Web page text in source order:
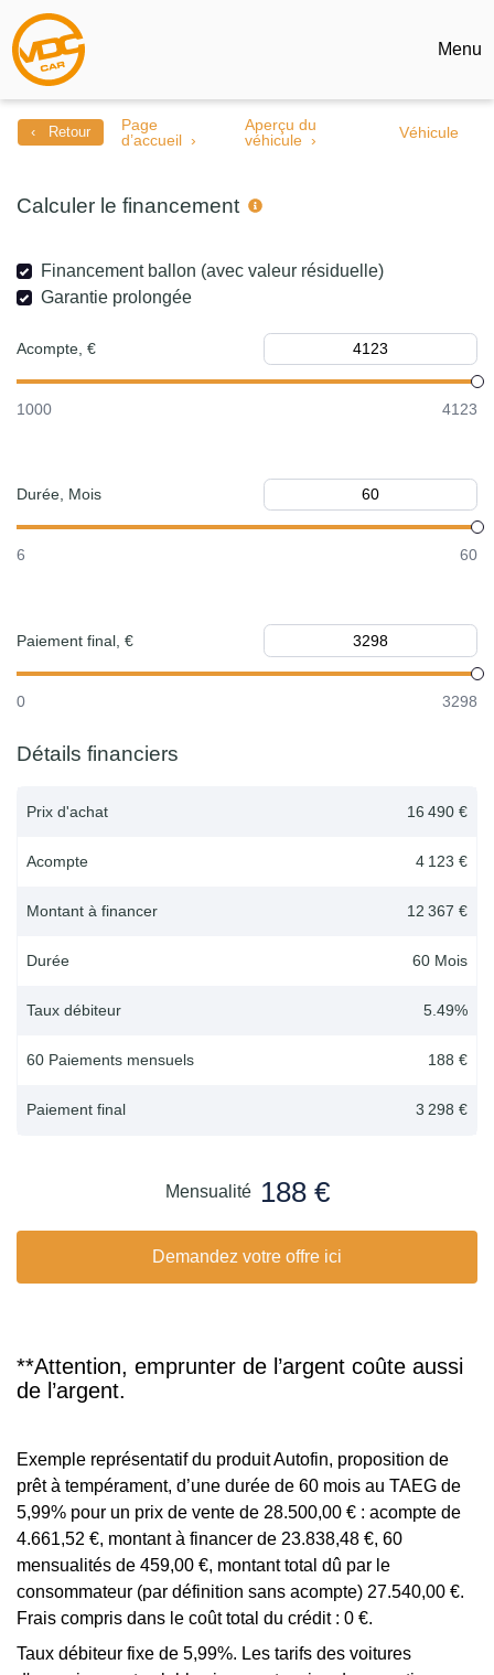
Menu
‹ Retour
Page
d’accueil
Aperçu du
véhicule
Véhicule
Calculer le financement
Financement ballon (avec valeur résiduelle)
Garantie prolongée
Acompte, €
1000 4123
Durée, Mois
6 60
Paiement final, €
0 3298
Détails financiers
Prix d'achat 16 490 €
Acompte 4 123 €
Montant à financer 12 367 €
Durée 60 Mois
Taux débiteur 5.49%
60 Paiements mensuels 188 €
Paiement final 3 298 €
Mensualité 188 €
Demandez votre offre ici
**Attention, emprunter de l’argent coûte aussi
de l’argent.
Exemple représentatif du produit Autofin, proposition de
prêt à tempérament, d’une durée de 60 mois au TAEG de
5,99% pour un prix de vente de 28.500,00 € : acompte de
4.661,52 €, montant à financer de 23.838,48 €, 60
mensualités de 459,00 €, montant total dû par le
consommateur (par définition sans acompte) 27.540,00 €.
Frais compris dans le coût total du crédit : 0 €.
Taux débiteur fixe de 5,99%. Les tarifs des voitures